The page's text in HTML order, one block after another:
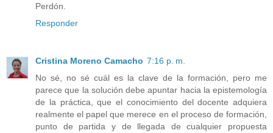
Perdón.
Responder
Cristina Moreno Camacho 7:16 p. m.
No sé, no sé cuál es la clave de la formación, pero me
parece que la solución debe apuntar hacia la epistemología
de la práctica, que el conocimiento del docente adquiera
realmente el papel que merece en el proceso de formación,
punto de partida y de llegada de cualquier propuesta